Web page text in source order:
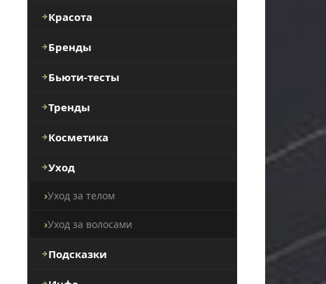
Красота
Бренды
Бьюти-тесты
Тренды
Косметика
Уход
Уход за телом
Уход за волосами
Подсказки